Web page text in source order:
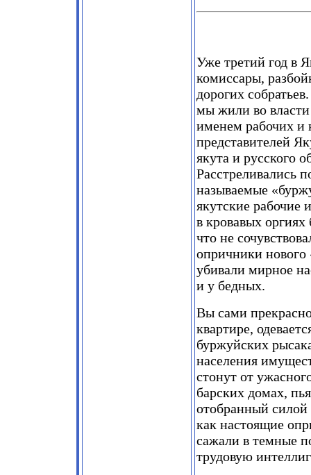
Уже третий год в
комиссары,
дорогих
мы жили во власти
именем рабочих и
представителей
якута и русского
Расстреливались
называемые
якутские рабочие
в кровавых оргиях
что не
опричники нового
убивали мирное
и у бедных.
Вы сами
квартире,
буржуйских
населения
стонут от
барских домах,
отобранный силой
как настоящие
сажали в темные
трудовую